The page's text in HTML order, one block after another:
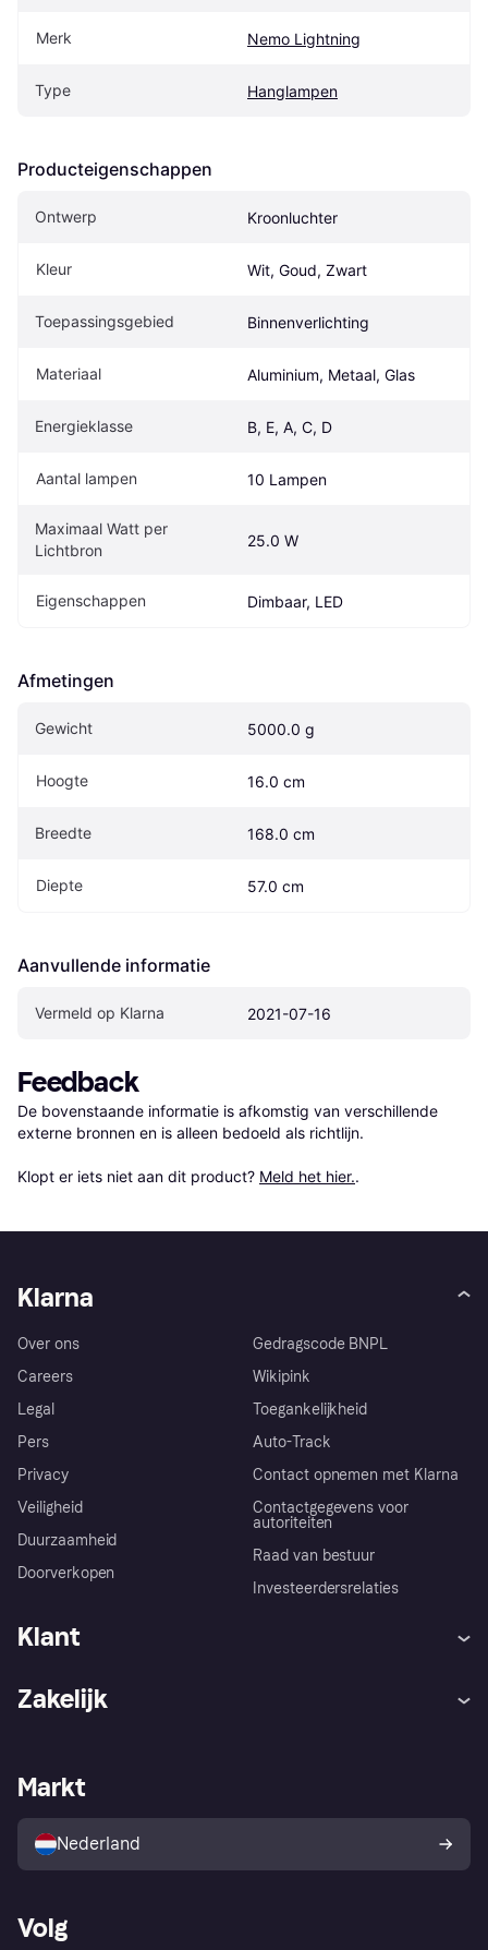
Merk Nemo Lightning
Type Hanglampen
Producteigenschappen
Ontwerp Kroonluchter
Kleur Wit, Goud, Zwart
Toepassingsgebied Binnenverlichting
Materiaal Aluminium, Metaal, Glas
Energieklasse B, E, A, C, D
Aantal lampen 10 Lampen
Maximaal Watt per
Lichtbron
25.0 W
Eigenschappen Dimbaar, LED
Afmetingen
Gewicht 5000.0 g
Hoogte 16.0 cm
Breedte 168.0 cm
Diepte 57.0 cm
Aanvullende informatie
Vermeld op Klarna 2021-07-16
Feedback
De bovenstaande informatie is afkomstig van verschillende
externe bronnen en is alleen bedoeld als richtlijn.
Klopt er iets niet aan dit product? Meld het hier..
Klarna
Over ons
Careers
Legal
Pers
Privacy
Veiligheid
Duurzaamheid
Doorverkopen
Gedragscode BNPL
Wikipink
Toegankelijkheid
Auto-Track
Contact opnemen met Klarna
Contactgegevens voor
autoriteiten
Raad van bestuur
Investeerdersrelaties
Klant
Winkeloverzicht
Kopersbescherming voor
consumenten
Zakelijk
Zakelijke login
Markt
Nederland
Volg